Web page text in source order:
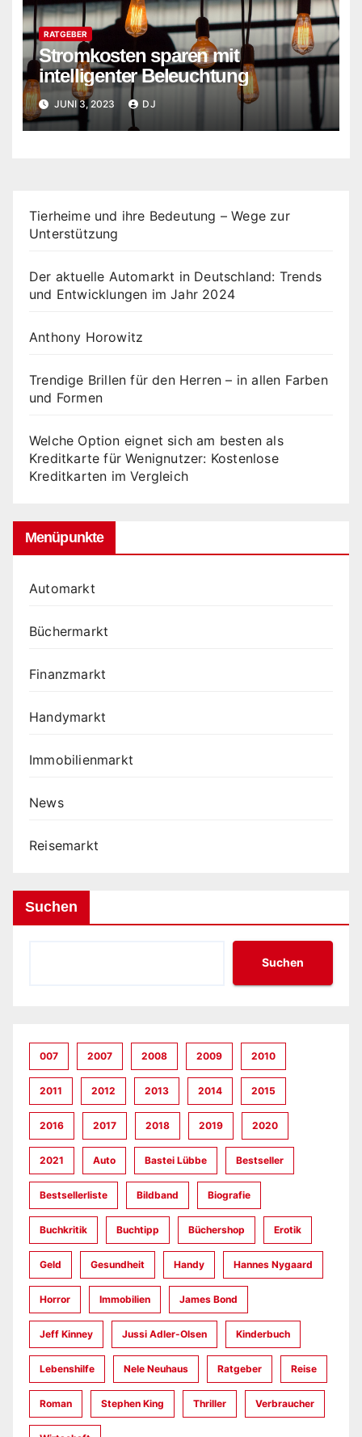
RATGEBER
Stromkosten sparen mit
intelligenter Beleuchtung
JUNI 3, 2023 DJ
Tierheime und ihre Bedeutung – Wege zur
Unterstützung
Der aktuelle Automarkt in Deutschland: Trends
und Entwicklungen im Jahr 2024
Anthony Horowitz
Trendige Brillen für den Herren – in allen Farben
und Formen
Welche Option eignet sich am besten als
Kreditkarte für Wenignutzer: Kostenlose
Kreditkarten im Vergleich
Menüpunkte
Automarkt
Büchermarkt
Finanzmarkt
Handymarkt
Immobilienmarkt
News
Reisemarkt
Suchen
Suchen
007 2007 2008 2009 2010
2011 2012 2013 2014 2015
2016 2017 2018 2019 2020
2021 Auto Bastei Lübbe Bestseller
Bestsellerliste Bildband Biografie
Buchkritik Buchtipp Büchershop Erotik
Geld Gesundheit Handy Hannes Nygaard
Horror Immobilien James Bond
Jeff Kinney Jussi Adler-Olsen Kinderbuch
Lebenshilfe Nele Neuhaus Ratgeber Reise
Roman Stephen King Thriller Verbraucher